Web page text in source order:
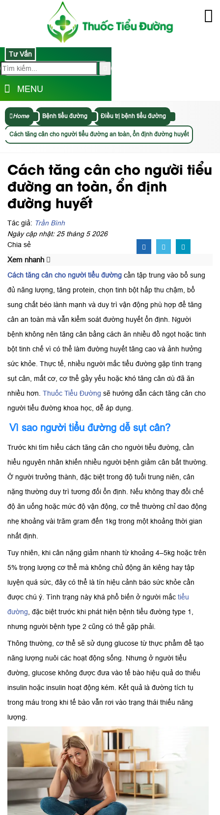
Tư Vấn
MENU
Home Bệnh tiểu đường Điều trị bệnh tiểu đường
Cách tăng cân cho người tiểu đường an toàn, ổn định đường huyết
Cách tăng cân cho người tiểu
đường an toàn, ổn định
đường huyết
Tác giả: Trần Bình
Ngày cập nhật: 25 tháng 5 2026
Chia sẻ
Xem nhanh
Cách tăng cân cho người tiểu đường cần tập trung vào bổ sung
đủ năng lượng, tăng protein, chọn tinh bột hấp thu chậm, bổ
sung chất béo lành mạnh và duy trì vận động phù hợp để tăng
cân an toàn mà vẫn kiểm soát đường huyết ổn định. Người
bệnh không nên tăng cân bằng cách ăn nhiều đồ ngọt hoặc tinh
bột tinh chế vì có thể làm đường huyết tăng cao và ảnh hưởng
sức khỏe. Thực tế, nhiều người mắc tiểu đường gặp tình trạng
sụt cân, mất cơ, cơ thể gầy yếu hoặc khó tăng cân dù đã ăn
nhiều hơn. Thuốc Tiểu Đường sẽ hướng dẫn cách tăng cân cho
người tiểu đường khoa học, dễ áp dụng.
Vì sao người tiểu đường dễ sụt cân?
Trước khi tìm hiểu cách tăng cân cho người tiểu đường, cần
hiểu nguyên nhân khiến nhiều người bệnh giảm cân bất thường.
Ở người trưởng thành, đặc biệt trong độ tuổi trung niên, cân
nặng thường duy trì tương đối ổn định. Nếu không thay đổi chế
độ ăn uống hoặc mức độ vận động, cơ thể thường chỉ dao động
nhẹ khoảng vài trăm gram đến 1kg trong một khoảng thời gian
nhất định.
Tuy nhiên, khi cân nặng giảm nhanh từ khoảng 4–5kg hoặc trên
5% trọng lượng cơ thể mà không chủ động ăn kiêng hay tập
luyện quá sức, đây có thể là tín hiệu cảnh báo sức khỏe cần
được chú ý. Tình trạng này khá phổ biến ở người mắc tiểu
đường , đặc biệt trước khi phát hiện bệnh tiểu đường type 1,
nhưng người bệnh type 2 cũng có thể gặp phải.
Thông thường, cơ thể sẽ sử dụng glucose từ thực phẩm để tạo
năng lượng nuôi các hoạt động sống. Nhưng ở người tiểu
đường, glucose không được đưa vào tế bào hiệu quả do thiếu
insulin hoặc insulin hoạt động kém. Kết quả là đường tích tụ
trong máu trong khi tế bào vẫn rơi vào trạng thái thiếu năng
lượng.